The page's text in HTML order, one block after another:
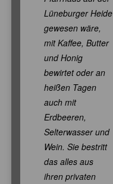
Lüneburger Heide
gewesen wäre,
mit Kaffee, Butter
und Honig
bewirtet oder an
heißen Tagen
auch mit
Erdbeeren,
Selterwasser und
Wein. Sie bestritt
das alles aus
ihren privaten